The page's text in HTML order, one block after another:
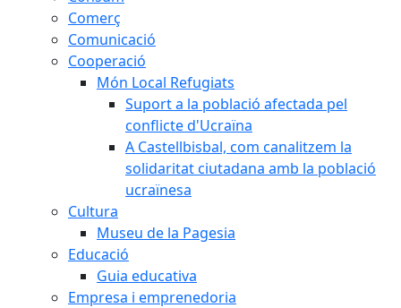
Comerç
Comunicació
Cooperació
Món Local Refugiats
Suport a la població afectada pel
conflicte d'Ucraïna
A Castellbisbal, com canalitzem la
solidaritat ciutadana amb la població
ucraïnesa
Cultura
Museu de la Pagesia
Educació
Guia educativa
Empresa i emprenedoria